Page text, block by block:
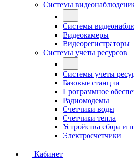
Системы
Системы
Видеокамеры
Видеорегистраторы
Системы учеты ресурсов
Системы учеты
Базовые станции
Программное
Радиомодемы
Счетчики воды
Счетчики тепла
Устройства сбора и
Электросчетчики
Кабинет